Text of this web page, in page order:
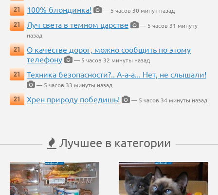
21
100% блондинка!
— 5 часов 30 минут назад
21
Луч света в темном царстве
— 5 часов 31 минуту
назад
21
О качестве дорог, можно сообщить по этому
телефону
— 5 часов 32 минуты назад
21
Техника безопасности?.. А-а-а... Нет, не слышали!
— 5 часов 33 минуты назад
21
Хрен природу победишь! — 5 часов 34 минуты назад
Лучшее в категории